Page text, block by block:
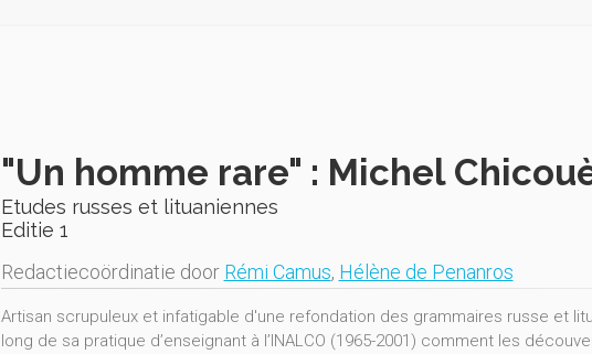
"Un homme rare" : Michel
Etudes russes et lituaniennes
Editie 1
Redactiecoördinatie door Rémi Camus, Hélène de Penanros
Artisan scrupuleux et infatigable d'une refondation des grammaires russe et
long de sa pratique d’enseignant à l’INALCO (1965-2001) comment les